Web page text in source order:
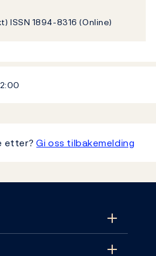
ISSN 1894-8316 (Online)
etter?Gi oss tilbakemelding